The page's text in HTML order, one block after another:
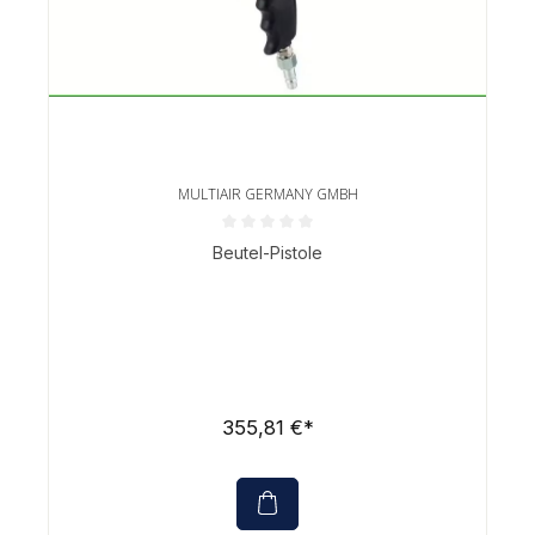
MULTIAIR GERMANY GMBH
Durchschnittliche Bewertung von 0 von 5 Sternen
Beutel-Pistole
355,81 €*